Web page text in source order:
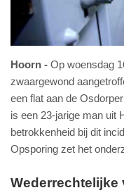
Hoorn
Op woensdag
zwaargewond
een flat aan de
is een 23-jarige man uit
betrokkenheid bij dit
Opsporing zet het